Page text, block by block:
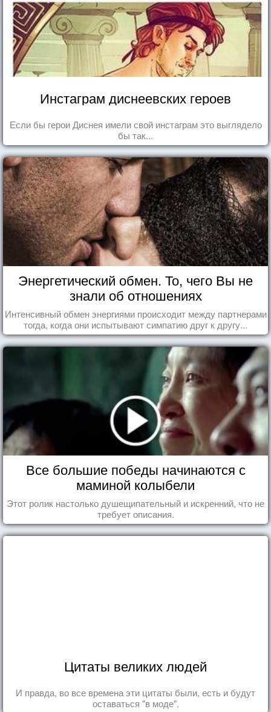
Инстаграм диснеевских героев
Если бы герои Диснея имели свой инстаграм это выглядело
бы так...
Энергетический обмен. То, чего Вы не
знали об отношениях
Интенсивный обмен энергиями происходит между партнерами
тогда, когда они испытывают симпатию друг к другу...
Все большие победы начинаются с
маминой колыбели
Этот ролик настолько душещипательный и искренний, что не
требует описания.
Цитаты великих людей
И правда, во все времена эти цитаты были, есть и будут
оставаться "в моде".